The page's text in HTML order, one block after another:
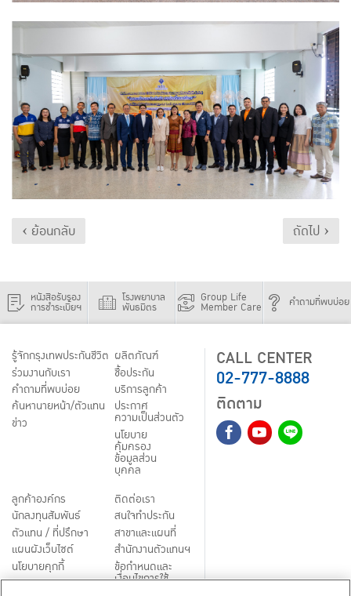
‹ ย้อนกลับ ถัดไป ›
หนังสือรับรอง
การชำระเบี้ยฯ
โรงพยาบาล
พันธมิตร
Group Life
Member Care คำถามที่พบบ่อย
รู้จักกรุงเทพประกันชีวิต
ร่วมงานกับเรา
คำถามที่พบบ่อย
ค้นหานายหน้า/ตัวแทน
ข่าว
ผลิตภัณฑ์
ชื้อประกัน
บริการลูกค้า
ประกาศ
ความเป็นส่วนตัว
นโยบาย
คุ้มครอง
ข้อมูลส่วน
บุคคล
ลูกค้าองค์กร
นักลงทุนสัมพันธ์
ตัวแทน / ที่ปรึกษา
แผนผังเว็บไซต์
นโยบายคุกกี้
Third-Party Notices
ติดต่อเรา
สนใจทำประกัน
สาขาและแผนที่
สำนักงานตัวแทนฯ
ข้อกำหนดและ
เงื่อนไขการใช้
CALL CENTER
02-777-8888
ติดตาม